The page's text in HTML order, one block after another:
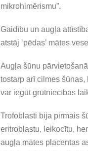
mikrohimērismu”.
Gaidību un augļa
atstāj ‘pēdas’ mātes
Augļa šūnu
tostarp arī cilmes
var iegūt grūtniecības
Trofoblasti bija pirmais
eritroblastu, leikocītu,
augļa mātes placentas